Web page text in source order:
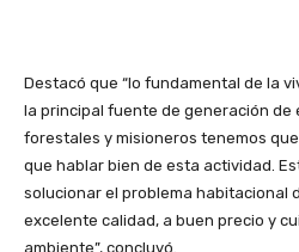
Destacó que “lo fundamental de la
la principal fuente de generación de
forestales y misioneros tenemos
que hablar bien de esta actividad.
solucionar el problema habitacional
excelente calidad, a buen precio y
ambiente”, concluyó.